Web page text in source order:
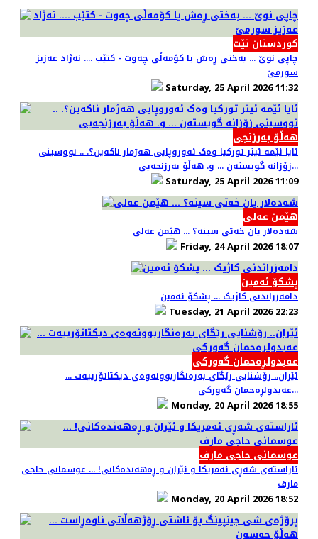
کوردستان نێت
چاپی نوێ ... بەختی ڕەش یا کۆمەڵی چەوت - کتێب .... نەژاد عەزیز
سورمێ
Saturday, 25 April 2026 11:32
هەڵۆ بەرزنجی
ئایا ئێمە ئیتر تورکیا وەک ئەوروپایی هەژمار ناکەین؟. .. نووسینی
زۆزانە گویستەن ... و. هەڵۆ بەرزنجەیی...
Saturday, 25 April 2026 11:09
هێمن عەلی
شەدەلار یان خەتی سینە؟ ... هێمن عەلی
Friday, 24 April 2026 18:07
پشکۆ ئەمین
دامەزراندنی کاژیک ... پشکۆ ئەمین
Tuesday, 21 April 2026 22:23
عەبدولڕەحمان گەورکی
ئێران.. رۆشنایی رێگای بەرەنگاربوونەوەی دیکتاتۆرییەت ...
عەبدولڕەحمان گەورکی...
Monday, 20 April 2026 18:55
عوسمانی حاجی مارف
ئاراستەی شەڕی ئەمریکا و ئێران و ڕەهەندەکانی! ... عوسمانی حاجی
مارف
Monday, 20 April 2026 18:52